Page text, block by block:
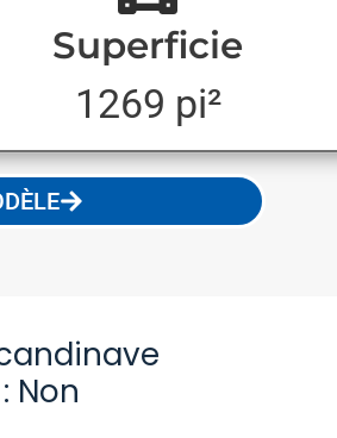
Superficie
1269 pi²
Non